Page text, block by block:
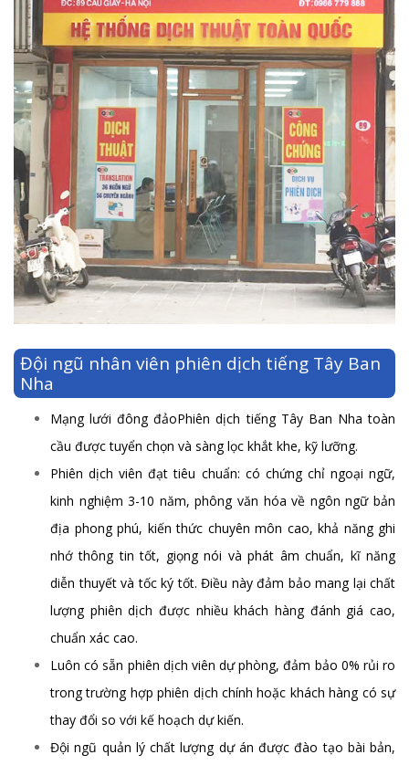
Đội ngũ nhân viên phiên dịch tiếng Tây Ban
Nha
Mạng lưới đông đảoPhiên dịch tiếng Tây Ban Nha toàn
cầu được tuyển chọn và sàng lọc khắt khe, kỹ lưỡng.
Phiên dịch viên đạt tiêu chuẩn: có chứng chỉ ngoại ngữ,
kinh nghiệm 3-10 năm, phông văn hóa về ngôn ngữ bản
địa phong phú, kiến thức chuyên môn cao, khả năng ghi
nhớ thông tin tốt, giọng nói và phát âm chuẩn, kĩ năng
diễn thuyết và tốc ký tốt. Điều này đảm bảo mang lại chất
lượng phiên dịch được nhiều khách hàng đánh giá cao,
chuẩn xác cao.
Luôn có sẵn phiên dịch viên dự phòng, đảm bảo 0% rủi ro
trong trường hợp phiên dịch chính hoặc khách hàng có sự
thay đổi so với kế hoạch dự kiến.
Đội ngũ quản lý chất lượng dự án được đào tạo bài bản,